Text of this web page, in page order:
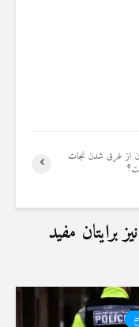
از غرق شدن نجات
مفید